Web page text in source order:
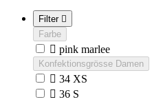
Filter 
Farbe
 pink marlee
Konfektionsgrösse Damen
 34 XS
 36 S